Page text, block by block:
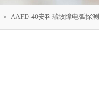
＞ AAFD-40安科瑞故障电弧探